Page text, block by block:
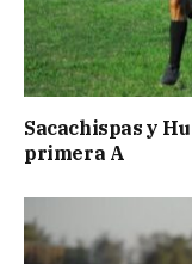
Sacachispas y
primera A